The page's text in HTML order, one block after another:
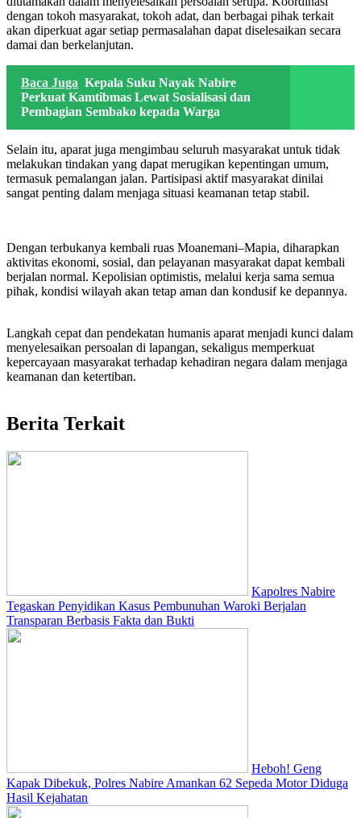
dengan tokoh masyarakat, tokoh adat, dan berbagai pihak terkait
akan diperkuat agar setiap permasalahan dapat diselesaikan secara
damai dan berkelanjutan.
Baca Juga Kepala Suku Nayak Nabire
Perkuat Kamtibmas Lewat Sosialisasi dan
Pembagian Sembako kepada Warga
Selain itu, aparat juga mengimbau seluruh masyarakat untuk tidak
melakukan tindakan yang dapat merugikan kepentingan umum,
termasuk pemalangan jalan. Partisipasi aktif masyarakat dinilai
sangat penting dalam menjaga situasi keamanan tetap stabil.
Dengan terbukanya kembali ruas Moanemani–Mapia, diharapkan
aktivitas ekonomi, sosial, dan pelayanan masyarakat dapat kembali
berjalan normal. Kepolisian optimistis, melalui kerja sama semua
pihak, kondisi wilayah akan tetap aman dan kondusif ke depannya.
Langkah cepat dan pendekatan humanis aparat menjadi kunci dalam
menyelesaikan persoalan di lapangan, sekaligus memperkuat
kepercayaan masyarakat terhadap kehadiran negara dalam menjaga
keamanan dan ketertiban.
Berita Terkait
Kapolres Nabire
Tegaskan Penyidikan Kasus Pembunuhan Waroki Berjalan
Transparan Berbasis Fakta dan Bukti
Heboh! Geng
Kapak Dibekuk, Polres Nabire Amankan 62 Sepeda Motor Diduga
Hasil Kejahatan